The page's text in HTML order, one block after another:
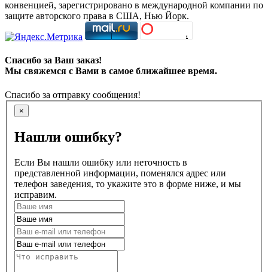
конвенцией, зарегистрировано в международной компании по
защите авторского права в США, Нью Йорк.
Спасибо за Ваш заказ!
Мы свяжемся с Вами в самое ближайшее время.
Спасибо за отправку сообщения!
×
Нашли ошибку?
Если Вы нашли ошибку или неточность в
представленной информации, поменялся адрес или
телефон заведения, то укажите это в форме ниже, и мы
исправим.